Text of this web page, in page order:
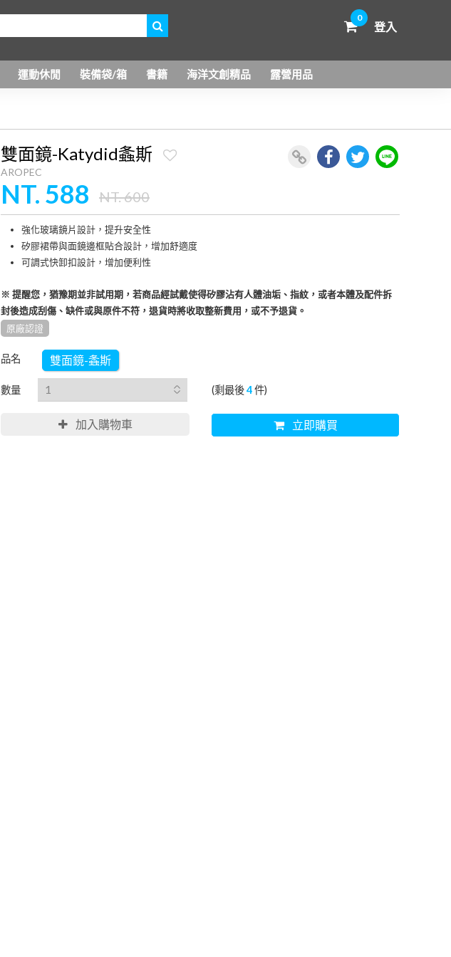
0
登入
運動休閒 裝備袋/箱 書籍 海洋文創精品 露營用品
雙面鏡-Katydid螽斯
AROPEC
NT. 588 NT. 600
強化玻璃鏡片設計，提升安全性
矽膠裙帶與面鏡邊框貼合設計，增加舒適度
可調式快卸扣設計，增加便利性
※ 提醒您，猶豫期並非試用期，若商品經試戴使得矽膠沾有人體油垢、指紋，或者本體及配件拆
封後造成刮傷、缺件或與原件不符，退貨時將收取整新費用，或不予退貨。
原廠認證
品名 雙面鏡-螽斯
數量 (剩最後4件)
加入購物車 立即購買